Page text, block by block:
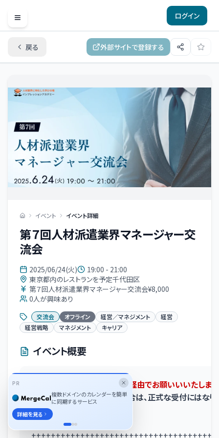
Open menu
ログイン
戻る 外部サイトで登録する
イベント イベント詳細
第７回人材派遣業界マネージャー交
流会
2025/06/24(火)
19:00 - 21:00
東京都内のレストランを予定千代田区
第７回人材派遣業界マネージャー交流会¥8,000
0人が興味あり
交流会 オフライン 経営／マネジメント
経営
経営戦略
マネジメント キャリア
イベント概要
++お申込みは必ず以下のHP経由でお願いいいたします
＊下記より申し込みがない場合は、正式な受付にはなり
注意ください
詳細＆お申込みはこちら
PR
複数ドメインのカレンダーを簡単
に同期するサービス
詳細を見る